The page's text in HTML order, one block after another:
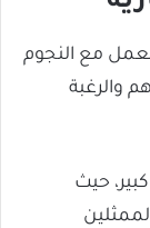
مع النجوم
والرغبة
حيث